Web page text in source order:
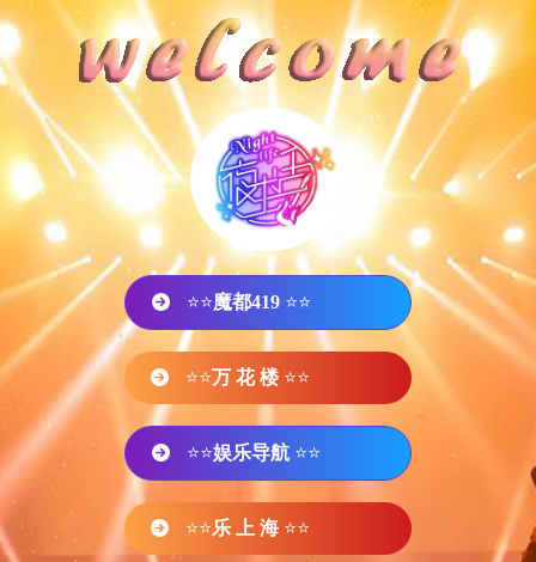
⭐⭐魔都419 ⭐⭐
⭐⭐万 花 楼 ⭐⭐
⭐⭐娱乐导航 ⭐⭐
⭐⭐乐 上 海 ⭐⭐